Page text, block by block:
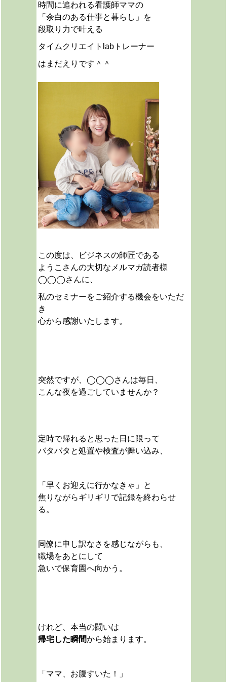
時間に追われる看護師ママの
「余白のある仕事と暮らし」を
段取り力で叶える
タイムクリエイトlabトレーナー
はまだえりです＾＾
この度は、ビジネスの師匠である
ようこさんの大切なメルマガ読者様
◯◯◯さんに、
私のセミナーをご紹介する機会をいただ
き
心から感謝いたします。
突然ですが、◯◯◯さんは毎日、
こんな夜を過ごしていませんか？
定時で帰れると思った日に限って
バタバタと処置や検査が舞い込み、
「早くお迎えに行かなきゃ」と
焦りながらギリギリで記録を終わらせ
る。
同僚に申し訳なさを感じながらも、
職場をあとにして
急いで保育園へ向かう。
けれど、本当の闘いは
帰宅した瞬間から始まります。
「ママ、お腹すいた！」